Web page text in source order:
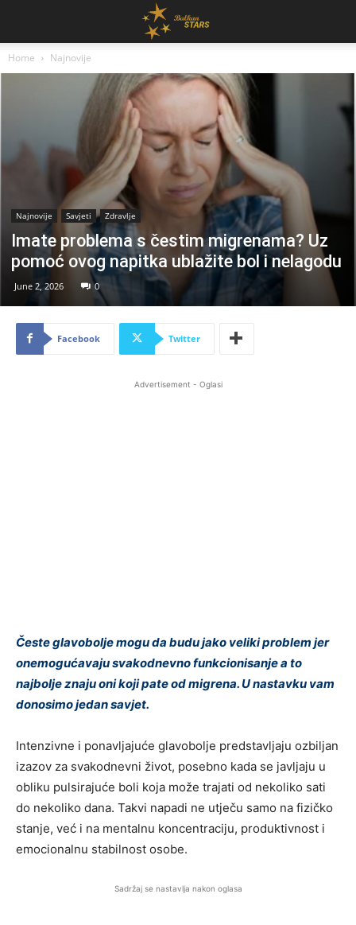
Home Najnovije
Najnovije Savjeti Zdravlje
Imate problema s čestim migrenama? Uz
pomoć ovog napitka ublažite bol i nelagodu
June 2, 2026 0
Facebook Twitter
Advertisement - Oglasi
Česte glavobolje mogu da budu jako veliki problem jer
onemogućavaju svakodnevno funkcionisanje a to
najbolje znaju oni koji pate od migrena. U nastavku vam
donosimo jedan savjet.
Intenzivne i ponavljajuće glavobolje predstavljaju ozbiljan
izazov za svakodnevni život, posebno kada se javljaju u
obliku pulsirajuće boli koja može trajati od nekoliko sati
do nekoliko dana. Takvi napadi ne utječu samo na fizičko
stanje, već i na mentalnu koncentraciju, produktivnost i
emocionalnu stabilnost osobe.
Sadržaj se nastavlja nakon oglasa